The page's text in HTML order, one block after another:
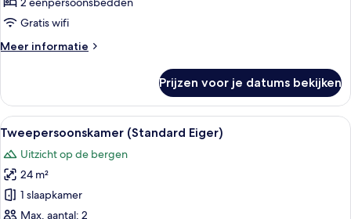
ladenGratis wifi
Meer informatie
Meer
tweepersoonskamer
(Standard)
Prijzen voor je datums bekijken
Alle
foto's
voor
Tweepersoonskamer
(Standard
Eiger)
Hotelkamer met een groot bed,
10
Tweepersoonskamer (Standard Eiger)
Uitzicht op de bergen
24 m²
1 slaapkamer
Max. aantal: 2